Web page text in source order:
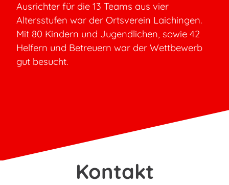
Ausrichter für die 13 Teams aus vier
Altersstufen war der Ortsverein Laichingen.
Mit 80 Kindern und Jugendlichen, sowie 42
Helfern und Betreuern war der Wettbewerb
gut besucht.
Kontakt